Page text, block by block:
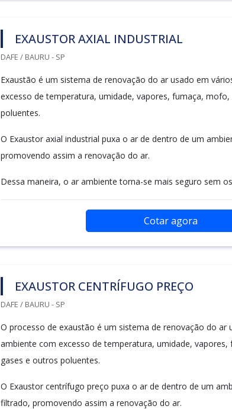
EXAUSTOR AXIAL INDUSTRIAL
DAFE / BAURU - SP
Exaustão é um sistema de renovação do ar usado em
excesso de temperatura, umidade, vapores, fumaça,
poluentes.
O Exaustor axial industrial puxa o ar de dentro de um
promovendo assim a renovação do ar.
Dessa maneira, o ar ambiente torna-se mais seguro sem
Cotar agora
EXAUSTOR CENTRÍFUGO PREÇO
DAFE / BAURU - SP
O processo de exaustão é um sistema de renovação do ar
ambiente com excesso de temperatura, umidade,
gases e outros poluentes.
O Exaustor centrífugo preço puxa o ar de dentro de um
filtrado, promovendo assim a renovação do ar.